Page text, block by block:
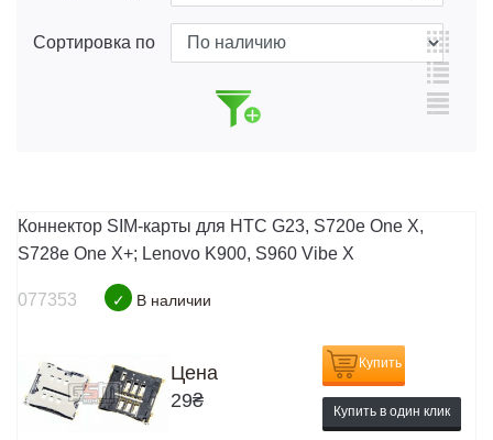
Сортировка по
Коннектор SIM-карты для HTC G23, S720e One X,
S728e One X+; Lenovo K900, S960 Vibe X
077353 ✓ В наличии
Цена
29₴
Купить
Купить в один клик